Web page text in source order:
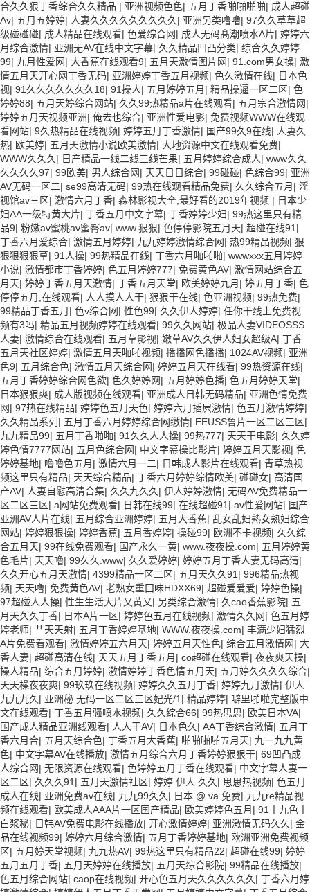
合久久狠丁香综合久久精品 | 亚洲视频色色| 五月丁香啪啪啪啪| 成人超碰
Av| 五月五婷婷| 人妻久久久久久久久久久 | 亚洲另类噜噜| 97久久草草超
级碰碰碰| 成人精品在线观看| 色爱综合网| 成人无码髙潮喷水A片| 婷婷六
月综合激情| 亚洲无AV在线中文字幕| 久久精品凹凸分类| 综合久久婷婷
99| 九月性爱网| 大香蕉在线观看9| 五月天激情图片网| 91.com男女操| 激
情五月天开心网丁香无码| 亚洲婷婷丁香五月视频| 色久激情在线| 日本色
视| 91久久久久久久久18| 91操人| 五月婷婷五月 | 精品操逼一区二区| 色
婷婷88| 五月天婷综合网站| 久久99热精品a片在线观看| 五月宗合激情网|
婷婷五月天视频亚洲| 俺去也综合| 亚洲性爱电影| 免费视频WWW在线观
看网站| 9久热精品在线视频| 婷婷五月丁香激情| 国产99久9在线| 人妻久
热| 欧美婷| 五月天激情小说欧美激情| 大地资源中文在线观看免费|
WWW久久久 | 日产精品一线二线三线芒果| 五月婷婷综合成人| www久久
久久久久97| 99欧美| 男人综合网| 天天日日综合| 99碰碰| 色综合99| 亚洲
AV无码一区二| se99高清无码| 99热在线观看精品免费| 久久综合五月 | 淫
视馆av三区| 激情六月丁香| 森林影视大全,最好看的2019年视频 | 日本少
妇AA一级特黄大片| 丁香五月中文字幕| 丁香婷婷少妇| 99热这里只有精
品9| 粉嫩av蜜桃av蜜臀av| www.狠狠| 色停停影院五月天| 超碰在线91 |
丁香六月爱综合| 激情五月婷婷| 九九婷婷激情综合网| 热99精品视频| 狠
狠狠狠狠草| 91人操| 99热精品在线| 丁香六月啪啪啪| wwwxxx五月婷婷
小说| 激情都市丁香婷婷| 色五月婷婷777| 免费黄色AV| 激情网站综合五
月天| 婷婷丁香五月天激情| 丁香五月天堂| 欧美婷婷九月 | 婷五月丁香| 色
停停五月,在线观看| 人人摸人人干| 狠狠干在线| 色亚洲视频| 99热免费|
99精品丁香五月 | 色v综合网| 性色99| 久久伊人婷婷| 任你干线上免费视
频有3吗| 精品五月视频婷婷在线观看| 99久久网站| 极品人妻VIDEOSSS
人妻| 激情综合在线观看| 五月草影视| 嫩草AV久久伊人妇女超级A| 丁香
五月天社区婷婷| 激情五月天啪啪视频| 播播网色播播| 1024AV视频| 亚洲
色9| 五月综合色| 激情五月天综合网| 婷婷五月天在线看| 99热资源在线|
五月丁香婷婷综合网色欲| 色久婷婷网| 五月婷婷色播| 色五月婷婷天堂|
日本狠狠爽| 成人版视频在线观看| 亚洲成人日韩无码精品| 亚洲色情免费
网| 97热在线精品| 婷婷色五月天色| 婷婷六月插屄激情| 色五月激情婷婷|
久久精品系列 | 五月丁香六月婷婷综合网缴情| EEUSS鲁片一区二区三区|
九九精品99| 五月丁香啪啪| 91久久人人操| 99热777| 天天干电影| 久久婷
婷色情7777网站| 五月色综合网| 中文字幕操比影片| 婷婷五月天影视| 色
婷婷基地| 噜噜色五月 | 激情六月一二| 日韩成人影片在线观看| 青草热视
频这里只有精品| 天天综合精品| 丁香六月婷婷综情欧美| 碰碰女| 高清国
产AV| 人妻自慰高清合集| 久久九久久 | 伊人婷婷激情| 无码AV免费精品一
区二区三区| a网站免费观看| 日韩在线99| 在线超碰91 | av性爱网站| 国产
亚洲AV人片在线| 五月综合亚洲婷婷| 五月大香蕉| 乱女乱妇熟女熟妇综合
网站| 婷婷狠狠操| 婷婷香蕉| 五月香婷婷| 操碰99| 欧洲不卡视频| 久久综
合五月天| 99在线免费观看| 国产永久一黄| www.夜夜操.com| 五月婷婷黄
色毛片| 天天噜| 99久久.www| 久久爱婷婷| 婷婷五月丁香人妻无码高清|
久久开心五月天激情| 4399精品一区二区| 五月天久久91 | 996精品热视
频| 天天噜| 免费黄色AV| 老熟女重囗味HDXX69| 超碰爱爱爱| 婷婷色操|
97超碰人人操| 性生生活大片又黄又| 另类综合激情| 久cao香蕉影院| 五
月天久久丁香| 日本A片一区| 婷婷色五月在线视频| 激情久久网| 色五月婷
婷老师| 艹天天射| 五月丁香婷婷基地| WWW.夜夜操.com| 丰满少妇猛烈
A片免费看观看| 激情婷婷五六月天| 婷婷五月天性色| 综合五月激情网| 大
香人妻| 超碰高清在线| 天天五月丁香五月 | co超碰在线观看| 夜夜爽天操|
操人精品| 综合五月婷婷| 激情婷婷丁香色情五月天| 五月婷久久久久综合|
天天橾夜夜爽| 99玖玖在线视频| 婷婷久久五月丁香| 婷婷九月激情| 伊人
九九九久 | 亚洲秘 无码一区二区三区妃光/1 | 精品婷婷| 噼里啪啦完整版中
文在线观看| 丁香五月骚喷水视频| 久久综合66| 99热思思| 欧美日本VA|
国产成人精品亚洲线观看| 人人干AV| 日本色久 | AA丁香综合激情| 五月丁
香六月合| 五月天综合色| 丁香五月大香蕉| 啪啪啪啪五月天| 九一九九黄
色| 中文字幕AV在线播放| 激情五月综合六月丁香婷婷狠狠干| 69凹凸成
人综合网| 无限资源在线观看| 色婷婷五月丁香在线观看| 中文字幕人妻一
区二区| 久久久91 | 五月天激情社区| 婷婷 伊人 久久 | 思思热视频| 色五月
成人在线| 亚洲免费av在线| 九九99久久 | 日本 @ va 免费| 九九re精品视
频在线观看| 欧美成人AAA片一区国产精品| 欧美婷婷色五月 | 91丨九色丨
白浆秘| 日韩AV免费电影在线播放| 开心激情婷婷| 亚洲激情无码久久 | 金
品在线视频99| 婷婷六月综合激情| 五月丁香婷婷基地| 欧洲亚洲免费视频
区| 五月婷天堂视频| 九九热AV| 99热这里只有精品22| 超碰在线99| 婷婷
五月五月丁香| 五月天婷婷在线播放| 五月天综合影院| 99精品在线播放|
色五月综合网站| caop在线视频| 开心色五月天久久久久久久 | 丁香六月婷